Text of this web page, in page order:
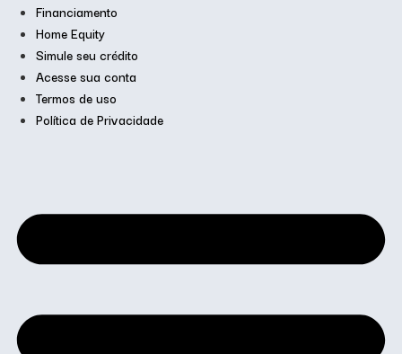
Financiamento
Home Equity
Simule seu crédito
Acesse sua conta
Termos de uso
Política de Privacidade